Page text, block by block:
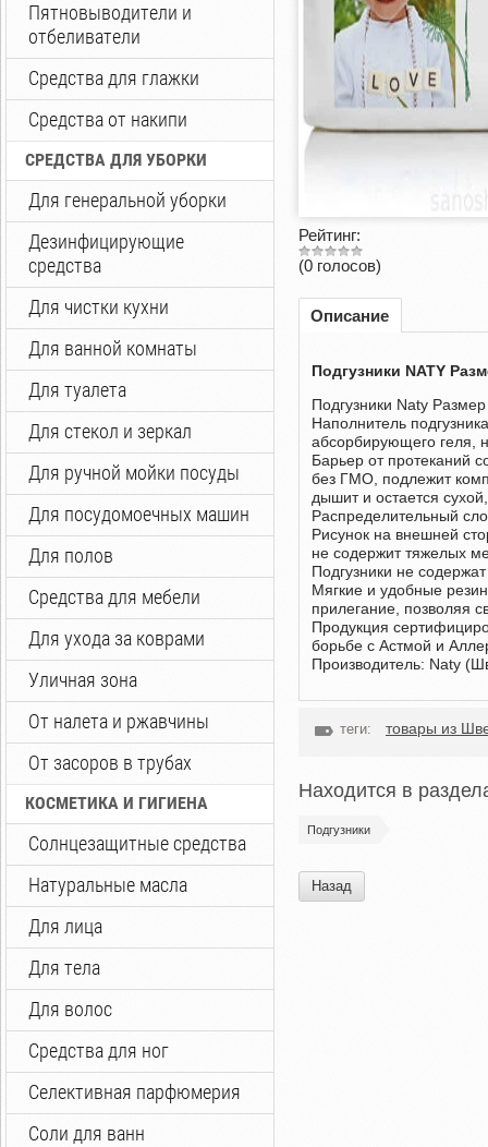
Пятновыводители и
отбеливатели
Средства для глажки
Средства от накипи
СРЕДСТВА ДЛЯ УБОРКИ
Для генеральной уборки
Дезинфицирующие
средства
Для чистки кухни
Для ванной комнаты
Для туалета
Для стекол и зеркал
Для ручной мойки посуды
Для посудомоечных машин
Для полов
Средства для мебели
Для ухода за коврами
Уличная зона
От налета и ржавчины
От засоров в трубах
КОСМЕТИКА И ГИГИЕНА
Солнцезащитные средства
Натуральные масла
Для лица
Для тела
Для волос
Средства для ног
Селективная парфюмерия
Соли для ванн
Рейтинг:
(0 голосов)
Описание
Подгузники NATY
Подгузники Naty
Наполнитель
абсорбирующего геля,
Барьер от протеканий
без ГМО, подлежит
дышит и остается
Распределительный
Рисунок на внешней
не содержит тяжелых
Подгузники не
Мягкие и удобные
прилегание, позволяя
Продукция
борьбе с Астмой и
Производитель: Naty
теги: товары из
Находится в
Подгузники
Назад